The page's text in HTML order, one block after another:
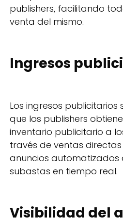
publishers, facilitando
venta del mismo.
Ingresos
Los ingresos publicitarios
que los publishers
inventario publicitario a
través de ventas
anuncios automatizados
subastas en tiempo real.
Visibilidad del